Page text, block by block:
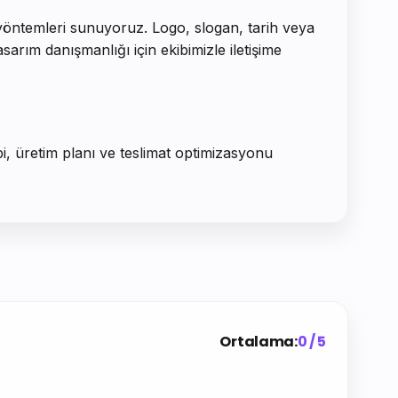
sunuyoruz. Logo, slogan, tarih veya
danışmanlığı için ekibimizle iletişime
üretim planı ve teslimat optimizasyonu
Ortalama:0 / 5